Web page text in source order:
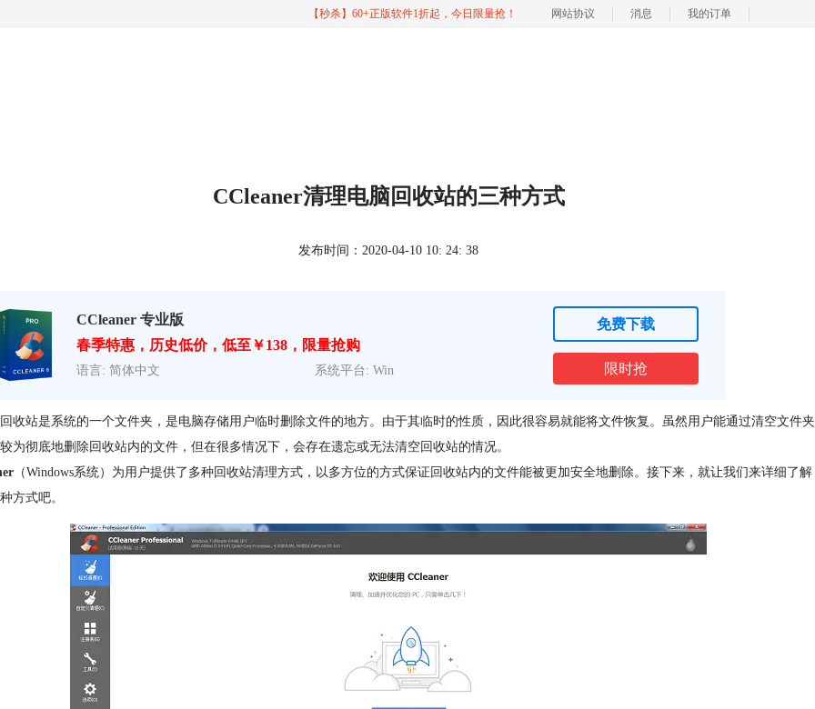
【秒杀】60+正版软件1折起，今日限量抢！ 网站协议 消息 我的订单
CCleaner清理电脑回收站的三种方式
发布时间：2020-04-10 10: 24: 38
CCleaner 专业版
春季特惠，历史低价，低至￥138，限量抢购
语言: 简体中文 系统平台: Win
免费下载
限时抢
收站是系统的一个文件夹，是电脑存储用户临时删除文件的地方。由于其临时的性质，因此很容易就能将文件恢复。虽然用户能通过清空文件夹
为彻底地删除回收站内的文件，但在很多情况下，会存在遗忘或无法清空回收站的情况。
（Windows系统）为用户提供了多种回收站清理方式，以多方位的方式保证回收站内的文件能被更加安全地删除。接下来，就让我们来详细了解
方式吧。